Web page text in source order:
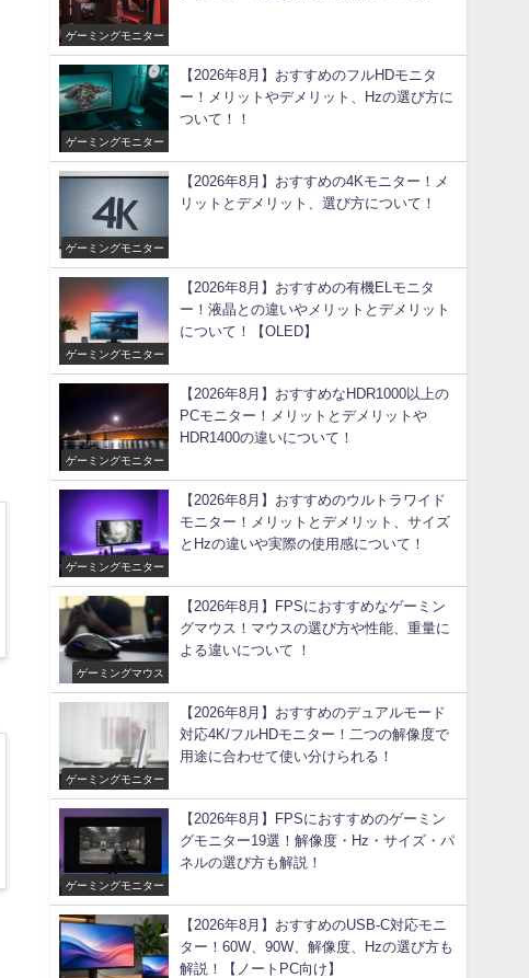
ゲーミングモニター
ゲーミングモニター
【2026年8月】おすすめのフルHDモニタ
ー！メリットやデメリット、Hzの選び方に
ついて！！
ゲーミングモニター
【2026年8月】おすすめの4Kモニター！メ
リットとデメリット、選び方について！
ゲーミングモニター
【2026年8月】おすすめの有機ELモニタ
ー！液晶との違いやメリットとデメリット
について！【OLED】
ゲーミングモニター
【2026年8月】おすすめなHDR1000以上の
PCモニター！メリットとデメリットや
HDR1400の違いについて！
ゲーミングモニター
【2026年8月】おすすめのウルトラワイド
モニター！メリットとデメリット、サイズ
とHzの違いや実際の使用感について！
ゲーミングマウス
【2026年8月】FPSにおすすめなゲーミン
グマウス！マウスの選び方や性能、重量に
よる違いについて ！
ゲーミングモニター
【2026年8月】おすすめのデュアルモード
対応4K/フルHDモニター！二つの解像度で
用途に合わせて使い分けられる！
ゲーミングモニター
【2026年8月】FPSにおすすめのゲーミン
グモニター19選！解像度・Hz・サイズ・パ
ネルの選び方も解説！
【2026年8月】おすすめのUSB-C対応モニ
ター！60W、90W、解像度、Hzの選び方も
解説！【ノートPC向け】